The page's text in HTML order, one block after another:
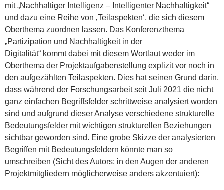
mit „Nachhaltiger Intelligenz – Intelligenter Nachhaltigkeit“
und dazu eine Reihe von ‚Teilaspekten‘, die sich diesem
Oberthema zuordnen lassen. Das Konferenzthema
„Partizipation und Nachhaltigkeit in der
Digitalität“ kommt dabei mit diesem Wortlaut weder im
Oberthema der Projektaufgabenstellung explizit vor noch in
den aufgezählten Teilaspekten. Dies hat seinen Grund darin,
dass während der Forschungsarbeit seit Juli 2021 die nicht
ganz einfachen Begriffsfelder schrittweise analysiert worden
sind und aufgrund dieser Analyse verschiedene strukturelle
Bedeutungsfelder mit wichtigen strukturellen Beziehungen
sichtbar geworden sind. Eine grobe Skizze der analysierten
Begriffen mit Bedeutungsfeldern könnte man so
umschreiben (Sicht des Autors; in den Augen der anderen
Projektmitgliedern möglicherweise anders akzentuiert):